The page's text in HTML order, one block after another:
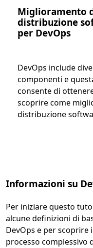
Miglioramento
distribuzione
per DevOps
DevOps include
componenti e
consente di
scoprire come
distribuzione
Informazioni su
Per iniziare questo
alcune definizioni di
DevOps e per scoprire
processo complessivo